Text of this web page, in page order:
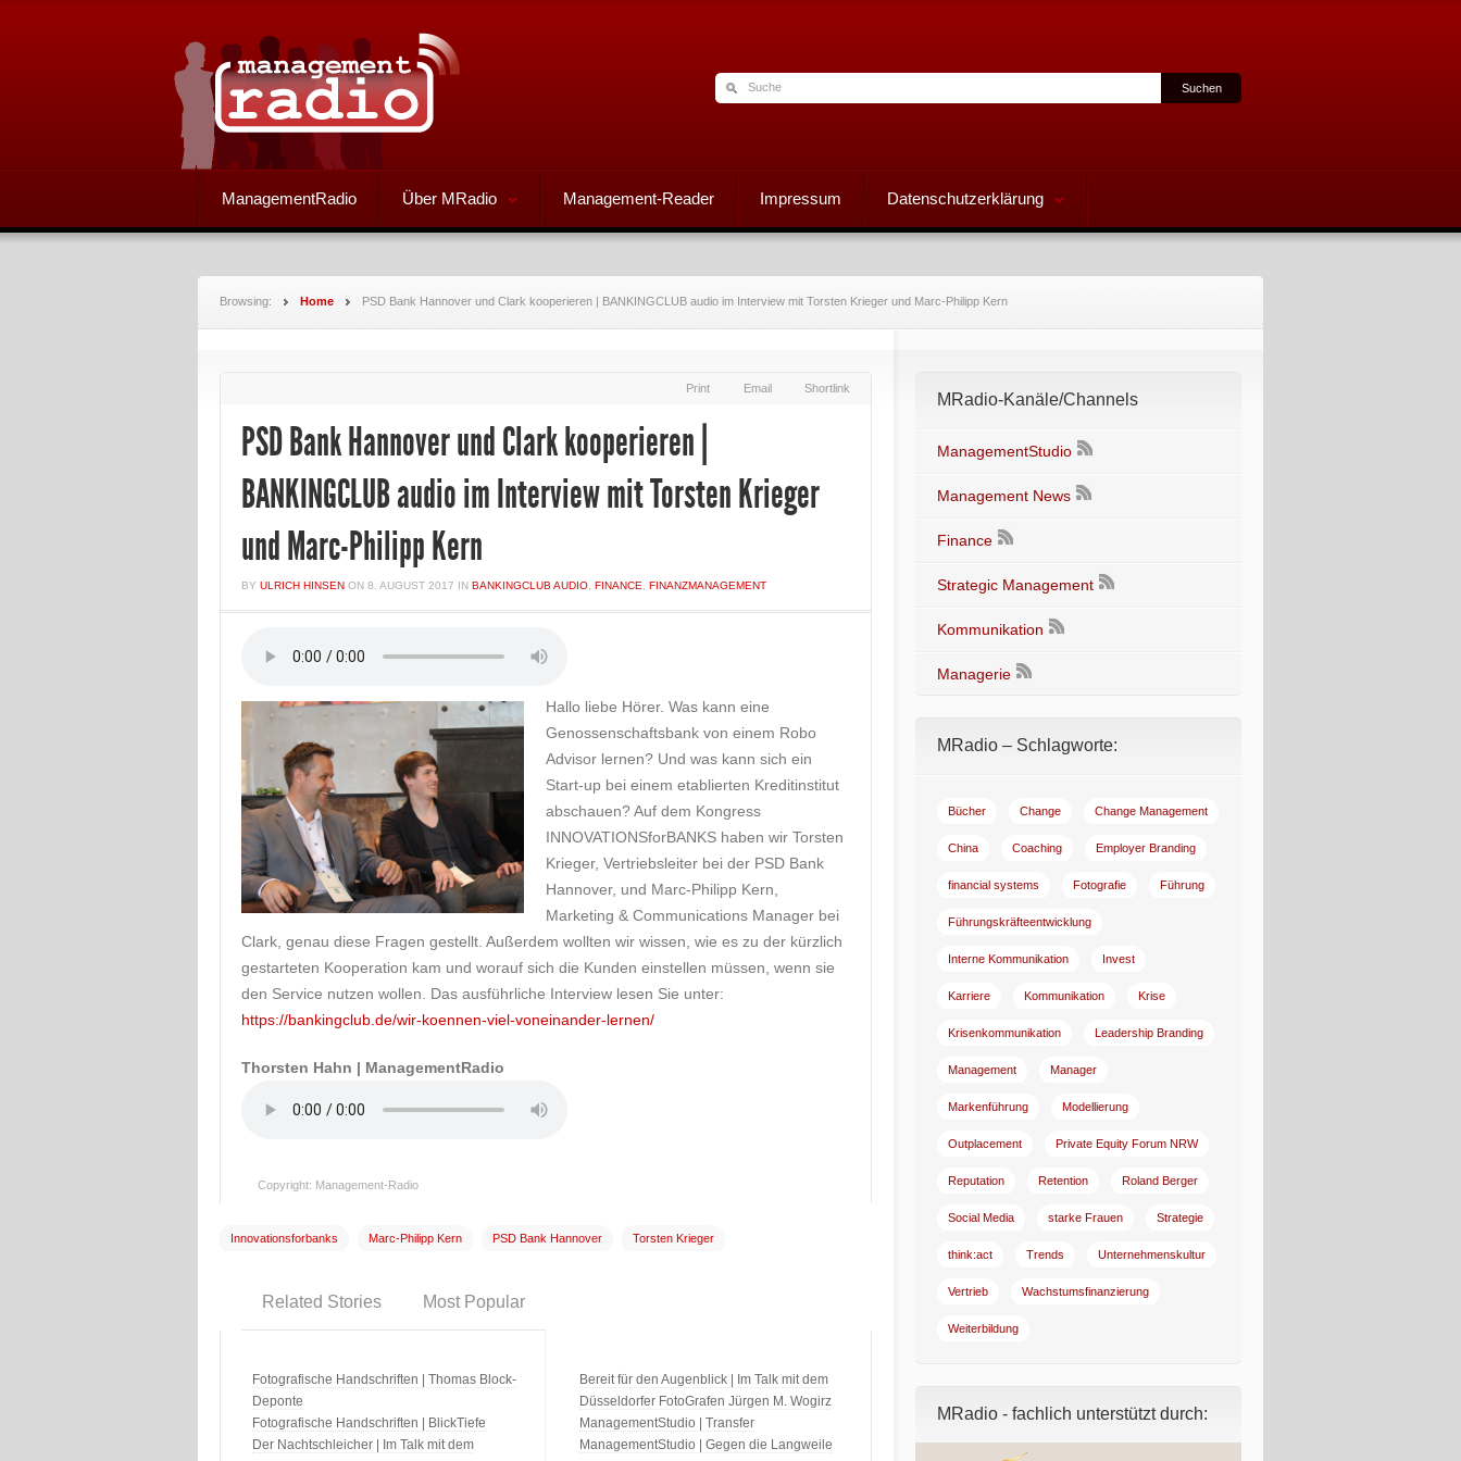
ManagementRadio Über MRadio Management-Reader Impressum Datenschutzerklärung
Browsing: Home PSD Bank Hannover und Clark kooperieren | BANKINGCLUB audio im Interview mit Torsten Krieger und Marc-Philipp Kern
Print Email Shortlink
PSD Bank Hannover und Clark kooperieren |
BANKINGCLUB audio im Interview mit Torsten Krieger
und Marc-Philipp Kern
BY ULRICH HINSEN ON 8. AUGUST 2017 IN BANKINGCLUB AUDIO FINANCE FINANZMANAGEMENT
Hallo liebe Hörer. Was kann eine
Genossenschaftsbank von einem Robo
Advisor lernen? Und was kann sich ein
Start-up bei einem etablierten Kreditinstitut
abschauen? Auf dem Kongress
INNOVATIONSforBANKS haben wir Torsten
Krieger, Vertriebsleiter bei der PSD Bank
Hannover, und Marc-Philipp Kern,
Marketing & Communications Manager bei
Clark, genau diese Fragen gestellt. Außerdem wollten wir wissen, wie es zu der kürzlich
gestarteten Kooperation kam und worauf sich die Kunden einstellen müssen, wenn sie
den Service nutzen wollen. Das ausführliche Interview lesen Sie unter:
https://bankingclub.de/wir-koennen-viel-voneinander-lernen/
Thorsten Hahn | ManagementRadio
Copyright: Management-Radio
Innovationsforbanks Marc-Philipp Kern PSD Bank Hannover Torsten Krieger
Related Stories Most Popular
Fotografische Handschriften | Thomas Block-
Deponte
Fotografische Handschriften | BlickTiefe
Der Nachtschleicher | Im Talk mit dem
Bereit für den Augenblick | Im Talk mit dem
Düsseldorfer FotoGrafen Jürgen M. Wogirz
ManagementStudio | Transfer
ManagementStudio | Gegen die Langweile
MRadio-Kanäle/Channels
ManagementStudio
Management News
Finance
Strategic Management
Kommunikation
Managerie
MRadio – Schlagworte:
Bücher Change Change Management
China Coaching Employer Branding
financial systems Fotografie Führung
Führungskräfteentwicklung
Interne Kommunikation Invest
Karriere Kommunikation Krise
Krisenkommunikation Leadership Branding
Management Manager
Markenführung Modellierung
Outplacement Private Equity Forum NRW
Reputation Retention Roland Berger
Social Media starke Frauen Strategie
think:act Trends Unternehmenskultur
Vertrieb Wachstumsfinanzierung
Weiterbildung
MRadio - fachlich unterstützt durch: